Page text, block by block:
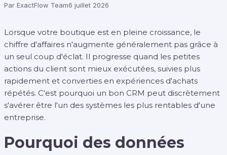
Par ExactFlow Team6 juillet 2026
Lorsque votre boutique est en pleine croissance, le
chiffre d'affaires n'augmente généralement pas grâce à
un seul coup d'éclat. Il progresse quand les petites
actions du client sont mieux exécutées, suivies plus
rapidement et converties en expériences d'achats
répétés. C'est pourquoi un bon CRM peut discrètement
s'avérer être l'un des systèmes les plus rentables d'une
entreprise.
Pourquoi des données